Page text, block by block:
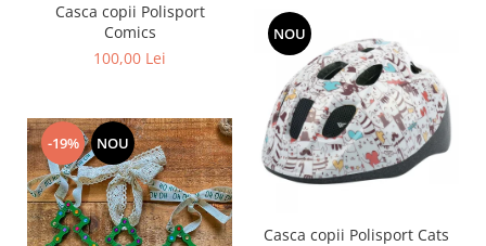
Casca copii Polisport
Comics
100,00 Lei
NOU
Casca copii Polisport Cats
-19% NOU